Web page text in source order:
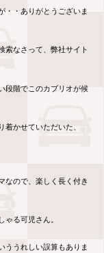
・・ありがとうございま
索なさって、弊社サイト
段階でこのカブリオが候
かせていただいた、
なので、楽しく長く付き
ゃる可児さん。
ううれしい誤算もありま